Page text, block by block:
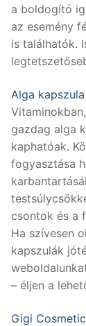
a boldogító
az esemény
is találhatók.
Alga
gazdag alga
kaphatóak.
fogyasztása
csontok és a
Ha szívesen
kapszulák
– éljen a
Gigi Cosmetic